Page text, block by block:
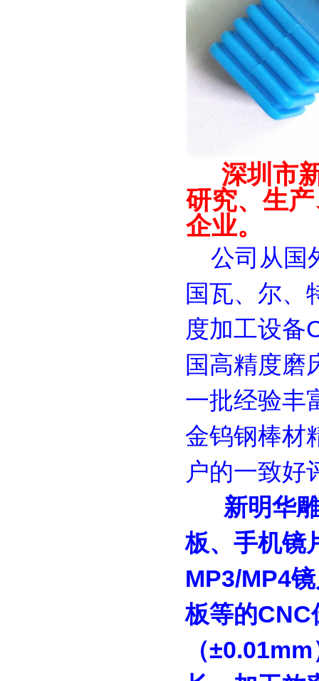
深圳市
研究、生
企业。
公司从国
国瓦、尔、
度加工设备
国高精度磨
一批经验丰
金钨钢棒材
户的一致好
新明华雕
板、手机镜
MP3/MP4
板等的CNC
（